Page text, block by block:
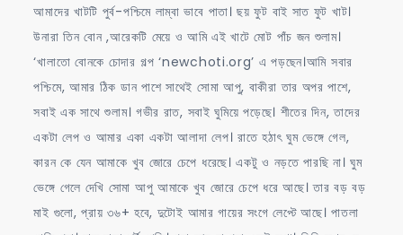
আমাদের খাটটি পুর্ব-পশ্চিমে লাম্বা ভাবে পাতা। ছয় ফুট বাই সাত ফুট খাট।
উনারা তিন বোন ,আরেকটি মেয়ে ও আমি এই খাটে মোট পাঁচ জন শুলাম।
‘খালাতো বোনকে চোদার গল্প ‘newchoti.org’ এ পড়ছেন।আমি সবার
পশ্চিমে, আমার ঠিক ডান পাশে সাথেই সোমা আপু, বাকীরা তার অপর পাশে,
সবাই এক সাথে শুলাম। গভীর রাত, সবাই ঘুমিয়ে পড়েছে। শীতের দিন, তাদের
একটা লেপ ও আমার একা একটা আলাদা লেপ। রাতে হঠাৎ ঘুম ভেঙ্গে গেল,
কারন কে যেন আমাকে খুব জোরে চেপে ধরেছে। একটু ও নড়তে পারছি না। ঘুম
ভেঙ্গে গেলে দেখি সোমা আপু আমাকে খুব জোরে চেপে ধরে আছে। তার বড় বড়
মাই গুলো, প্রায় ৩৬+ হবে, দুটোই আমার গায়ের সংগে লেপ্টে আছে। পাতলা